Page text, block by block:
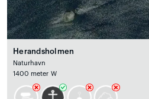
Herandsholmen
Naturhavn
1400 meter W